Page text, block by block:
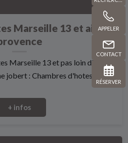
APPELER
CONTACT
RÉSERVER
Marseille 13 et aix en
Marseille 13 et pas loin d'aix en
jobert : Chambres d'hotes...
+ infos